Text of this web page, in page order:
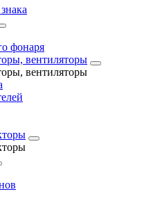
фонаря
вентиляторы
вентиляторы